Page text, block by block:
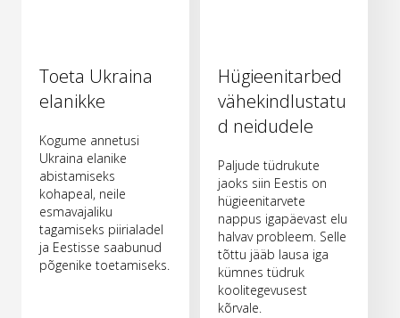
Toeta Ukraina
elanikke
Kogume annetusi
Ukraina elanike
abistamiseks
kohapeal, neile
esmavajaliku
tagamiseks piirialadel
ja Eestisse saabunud
põgenike toetamiseks.
Hügieenitarbed
vähekindlustatu
d neidudele
Paljude tüdrukute
jaoks siin Eestis on
hügieenitarvete
nappus igapäevast elu
halvav probleem. Selle
tõttu jääb lausa iga
kümnes tüdruk
koolitegevusest
kõrvale.